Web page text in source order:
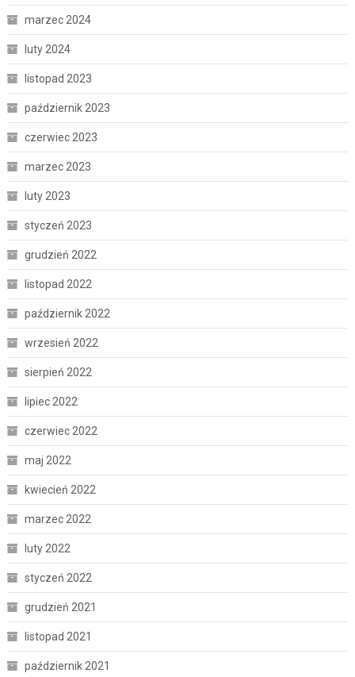
marzec 2024
luty 2024
listopad 2023
październik 2023
czerwiec 2023
marzec 2023
luty 2023
styczeń 2023
grudzień 2022
listopad 2022
październik 2022
wrzesień 2022
sierpień 2022
lipiec 2022
czerwiec 2022
maj 2022
kwiecień 2022
marzec 2022
luty 2022
styczeń 2022
grudzień 2021
listopad 2021
październik 2021